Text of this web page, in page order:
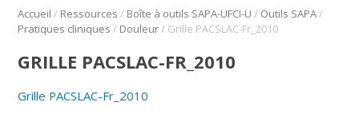
Accueil / Ressources / Boîte à outils SAPA-UFCI-U / Outils SAPA/
Pratiques cliniques / Douleur/ Grille PACSLAC-Fr_2010
GRILLE PACSLAC-FR_2010
Grille PACSLAC-Fr_2010